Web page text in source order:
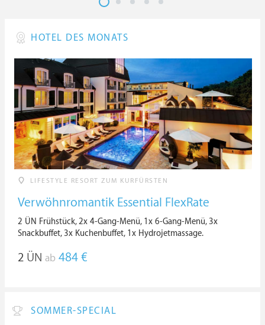
HOTEL DES MONATS
LIFESTYLE RESORT ZUM KURFÜRSTEN
Verwöhnromantik Essential FlexRate
2 ÜN Frühstück, 2x 4-Gang-Menü, 1x 6-Gang-Menü, 3x
Snackbuffet, 3x Kuchenbuffet, 1x Hydrojetmassage.
2 ÜN ab 484 €
SOMMER-SPECIAL